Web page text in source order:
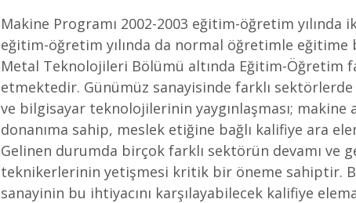
Makine Programı 2002-2003 eğitim-öğretim yılında
eğitim-öğretim yılında da normal öğretimle eğitime
Metal Teknolojileri Bölümü altında Eğitim-Öğretim
etmektedir. Günümüz sanayisinde farklı sektörlerde
ve bilgisayar teknolojilerinin yaygınlaşması; makine
donanıma sahip, meslek etiğine bağlı kalifiye ara
Gelinen durumda birçok farklı sektörün devamı ve
teknikerlerinin yetişmesi kritik bir öneme sahiptir.
sanayinin bu ihtiyacını karşılayabilecek kalifiye